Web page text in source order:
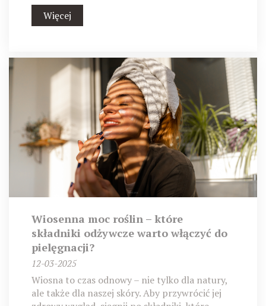
Więcej
Wiosenna moc roślin – które
składniki odżywcze warto włączyć do
pielęgnacji?
12-03-2025
Wiosna to czas odnowy – nie tylko dla natury,
ale także dla naszej skóry. Aby przywrócić jej